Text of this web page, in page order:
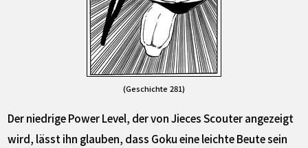
(Geschichte 281)
Der niedrige Power Level, der von Jieces Scouter angezeigt
wird, lässt ihn glauben, dass Goku eine leichte Beute sein